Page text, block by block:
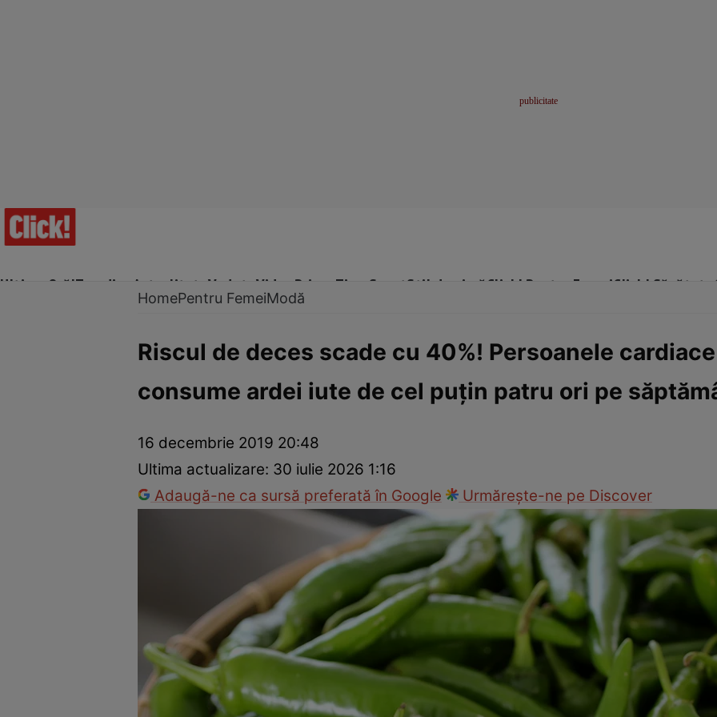
Ultima Oră!Trending Actualitate Vedete Video Prime Time SportStil de viațăClick! Pentru FemeiClick! Sănătate
Dezvoltare personalăÎngrijire personalăCasă și grădină Modă
HomePentru FemeiModă
Riscul de deces scade cu 40%! Persoanele
consume ardei iute de cel puţin patru ori pe
16 decembrie 2019 20:48
Ultima actualizare: 30 iulie 2026 1:16
Adaugă-ne ca sursă preferată în Google
Urmărește-ne pe Discover